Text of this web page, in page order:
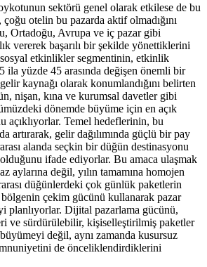
sektörü genel olarak etkilese de bu
otelin bu pazarda aktif olmadığını
Ortadoğu, Avrupa ve iç pazar gibi
vererek başarılı bir şekilde yönettiklerini
etkinlikler segmentinin, etkinlik
ila yüzde 45 arasında değişen önemli bir
kaynağı olarak konumlandığını belirten
nişan, kına ve kurumsal davetler gibi
dönemde büyüme için en açık
açıklıyorlar. Temel hedeflerinin, bu
artırarak, gelir dağılımında güçlü bir pay
alanda seçkin bir düğün destinasyonu
ifade ediyorlar. Bu amaca ulaşmak
aylarına değil, yılın tamamına homojen
düğünlerdeki çok günlük paketlerin
bölgenin çekim gücünü kullanarak pazar
planlıyorlar. Dijital pazarlama gücünü,
ve sürdürülebilir, kişiselleştirilmiş paketler
değil, aynı zamanda kusursuz
de önceliklendirdiklerini